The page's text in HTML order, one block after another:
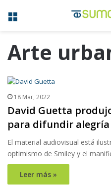
Menú
Arte
18 Mar, 2022
David Guetta
para difundir alegría
El material audiovisual está
optimismo de Smiley y el
Leer más »